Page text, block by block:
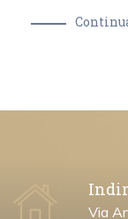
Via